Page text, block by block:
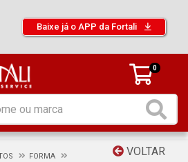
Baixe já o APP da Fortali
0
VOLTAR
FORMA